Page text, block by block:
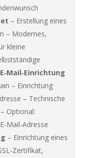
– Erstellung eines
– Modernes,
kleine
– Einrichtung
– Technische
Optional:
– Einrichtung eines